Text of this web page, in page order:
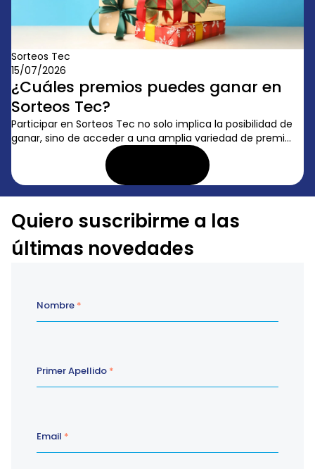
Sorteos Tec
15/07/2026
¿Cuáles premios puedes ganar en
Sorteos Tec?
Participar en Sorteos Tec no solo implica la posibilidad de
ganar, sino de acceder a una amplia variedad de premi...
Quiero suscribirme a las
últimas novedades